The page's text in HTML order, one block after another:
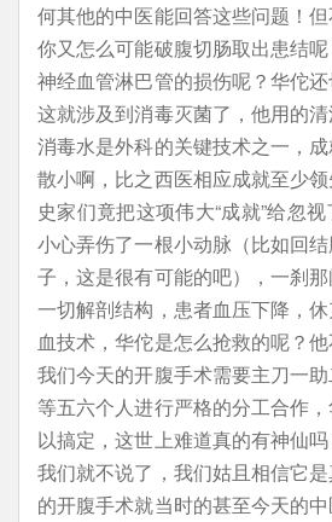
何其他的中医能回答这些问题！
你又怎么可能破腹切肠取出患结
神经血管淋巴管的损伤呢？华佗
这就涉及到消毒灭菌了，他用的
消毒水是外科的关键技术之一，
散小啊，比之西医相应成就至少
史家们竟把这项伟大“成就”给忽
小心弄伤了一根小动脉（比如回
子，这是很有可能的吧），一刹
一切解剖结构，患者血压下降，
血技术，华佗是怎么抢救的呢？他
我们今天的开腹手术需要主刀一
等五六个人进行严格的分工合作
以搞定，这世上难道真的有神仙
我们就不说了，我们姑且相信它
的开腹手术就当时的甚至今天的